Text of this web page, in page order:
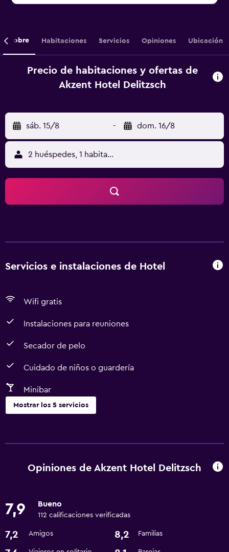
Sobre Habitaciones Servicios Opiniones Ubicación
Precio de habitaciones y ofertas de
Akzent Hotel Delitzsch
sáb. 15/8 - dom. 16/8
2 huéspedes, 1 habitación
Servicios e instalaciones de Hotel
Wifi gratis
Instalaciones para reuniones
Secador de pelo
Cuidado de niños o guardería
Minibar
Mostrar los 5 servicios
Secador de pelo
Comedor
Servicios y facilidades
Instalaciones para reuniones
Opiniones de Akzent Hotel Delitzsch
7,9 Bueno
112 calificaciones verificadas
7,2 Amigos 8,2 Familias